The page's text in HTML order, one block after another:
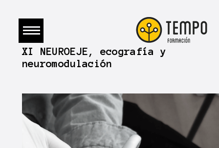
XI NEUROEJE, ecografía y
neuromodulación